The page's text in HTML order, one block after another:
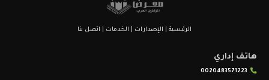
الرئيسية الإصدارات الخدمات اتصل بنا
هاتف إداري
0020483571223